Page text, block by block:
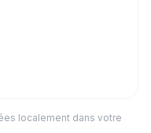
localement dans votre